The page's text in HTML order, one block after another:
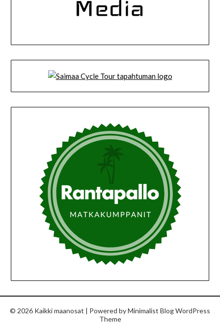
© 2026 Kaikki maanosat | Powered byMinimalist BlogWordPress
Theme